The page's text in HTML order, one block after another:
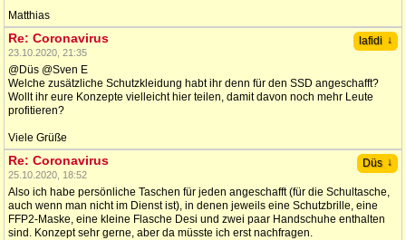
Matthias
lafidi ↓
Re: Coronavirus
23.10.2020, 21:35
@Düs @Sven E
Welche zusätzliche Schutzkleidung habt ihr denn für den SSD angeschafft?
Wollt ihr eure Konzepte vielleicht hier teilen, damit davon noch mehr Leute
profitieren?
Viele Grüße
Düs ↓
Re: Coronavirus
25.10.2020, 18:52
Also ich habe persönliche Taschen für jeden angeschafft (für die Schultasche,
auch wenn man nicht im Dienst ist), in denen jeweils eine Schutzbrille, eine
FFP2-Maske, eine kleine Flasche Desi und zwei paar Handschuhe enthalten
sind. Konzept sehr gerne, aber da müsste ich erst nachfragen.